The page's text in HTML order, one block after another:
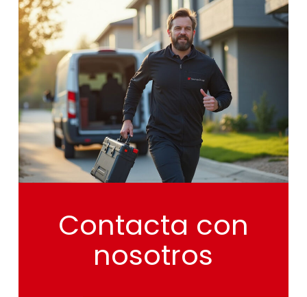
Contacta con
nosotros